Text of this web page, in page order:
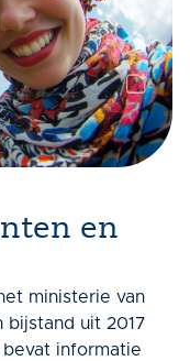
en
ministerie van
bijstand uit 2017
informatie